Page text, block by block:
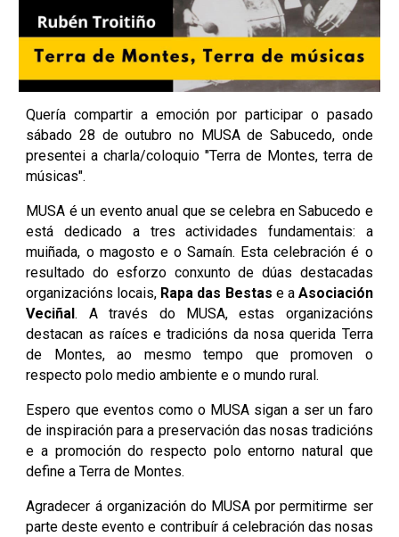
Quería compartir a emoción por participar o pasado
sábado 28 de outubro no MUSA de Sabucedo, onde
presentei a charla/coloquio "Terra de Montes, terra de
músicas".
MUSA é un evento anual que se celebra en Sabucedo e
está dedicado a tres actividades fundamentais: a
muiñada, o magosto e o Samaín. Esta celebración é o
resultado do esforzo conxunto de dúas destacadas
organizacións locais, Rapa das Bestas e a Asociación
Veciñal. A través do MUSA, estas organizacións
destacan as raíces e tradicións da nosa querida Terra
de Montes, ao mesmo tempo que promoven o
respecto polo medio ambiente e o mundo rural.
Espero que eventos como o MUSA sigan a ser un faro
de inspiración para a preservación das nosas tradicións
e a promoción do respecto polo entorno natural que
define a Terra de Montes.
Agradecer á organización do MUSA porpermitirme ser
parte deste evento e contribuír á celebración das nosas